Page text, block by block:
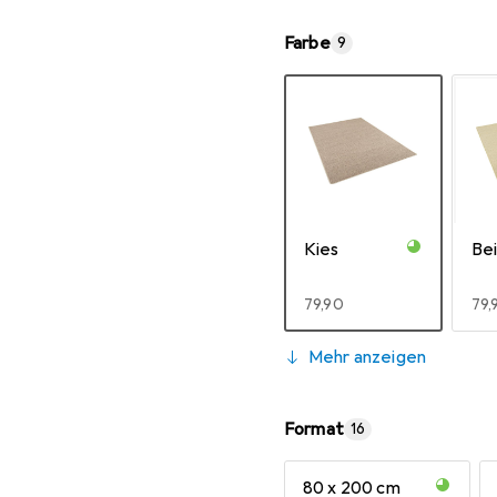
Farbe 9
Kies
EUR
79,90
Mehr anzeigen
Format 16
80 x 200 cm